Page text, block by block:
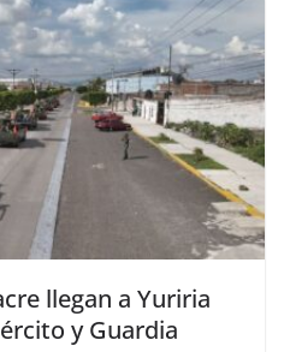
llegan a Yuriria
y Guardia